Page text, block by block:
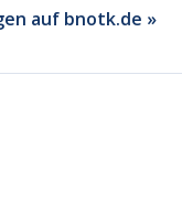
auf bnotk.de »